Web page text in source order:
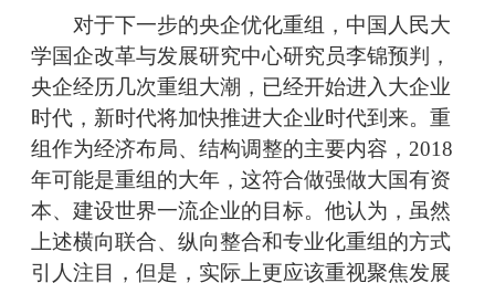
对于下一步的央企优化重组，中国人民大
学国企改革与发展研究中心研究员李锦预判，
央企经历几次重组大潮，已经开始进入大企业
时代，新时代将加快推进大企业时代到来。重
组作为经济布局、结构调整的主要内容，2018
年可能是重组的大年，这符合做强做大国有资
本、建设世界一流企业的目标。他认为，虽然
上述横向联合、纵向整合和专业化重组的方式
引人注目，但是，实际上更应该重视聚焦发展